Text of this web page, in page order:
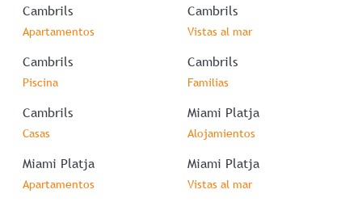
Cambrils
Apartamentos
Cambrils
Vistas al mar
Cambrils
Piscina
Cambrils
Familias
Cambrils
Casas
Miami Platja
Alojamientos
Miami Platja
Apartamentos
Miami Platja
Vistas al mar